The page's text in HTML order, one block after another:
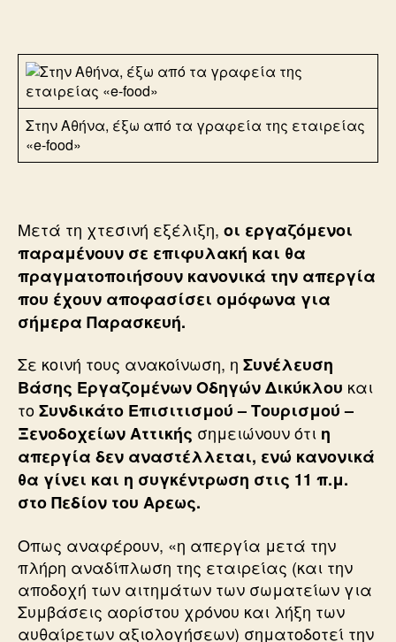
Στην Αθήνα, έξω από τα γραφεία της εταιρείας
«e-food»
Μετά τη χτεσινή εξέλιξη, οι εργαζόμενοι
παραμένουν σε επιφυλακή και θα
πραγματοποιήσουν κανονικά την απεργία
που έχουν αποφασίσει ομόφωνα για
σήμερα Παρασκευή.
Σε κοινή τους ανακοίνωση, η Συνέλευση
Βάσης Εργαζομένων Οδηγών Δικύκλου και
τοΣυνδικάτο Επισιτισμού – Τουρισμού –
Ξενοδοχείων Αττικής σημειώνουν ότι η
απεργία δεν αναστέλλεται, ενώ κανονικά
θα γίνει και η συγκέντρωση στις 11 π.μ.
στο Πεδίον του Αρεως.
Οπως αναφέρουν, «η απεργία μετά την
πλήρη αναδίπλωση της εταιρείας (και την
αποδοχή των αιτημάτων των σωματείων για
Συμβάσεις αορίστου χρόνου και λήξη των
αυθαίρετων αξιολογήσεων) σηματοδοτεί την